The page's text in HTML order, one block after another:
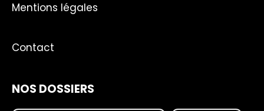
Mentions légales
Contact
NOS DOSSIERS